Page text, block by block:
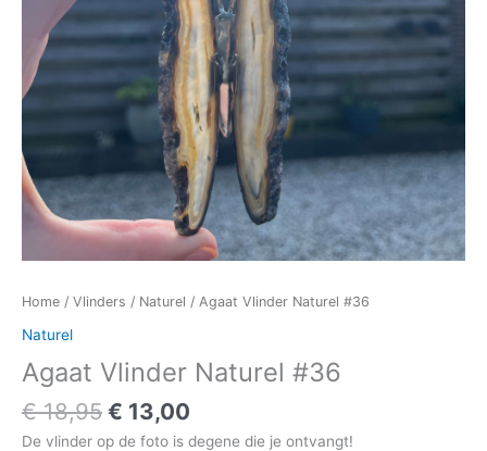
Home / Vlinders / Naturel / Agaat Vlinder Naturel #36
Naturel
Agaat Vlinder Naturel #36
€18,95 € 13,00
De vlinder op de foto is degene die je ontvangt!